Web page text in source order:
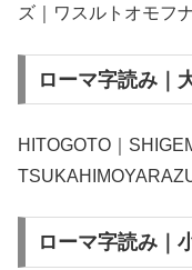
ズ｜ワスルトオモフ
ローマ字読み｜
HITOGOTO｜
ローマ字読み｜